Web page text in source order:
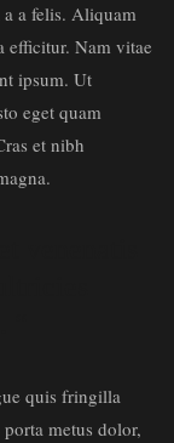
a felis. Aliquam
efficitur. Nam vitae
ipsum. Ut
eget quam
et nibh
quis fringilla
metus dolor,